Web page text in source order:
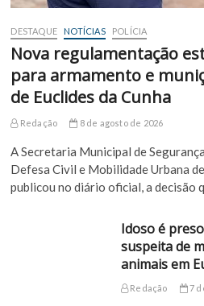
DESTAQUE NOTÍCIAS POLÍCIA
Nova regulamentação
para armamento e
de Euclides da Cunha
Redação 8 de agosto de 2026
A Secretaria Municipal de
Defesa Civil e Mobilidade Urbana
publicou no diário oficial, a decisão
Idoso é
suspeita de
animais em
Redação 7